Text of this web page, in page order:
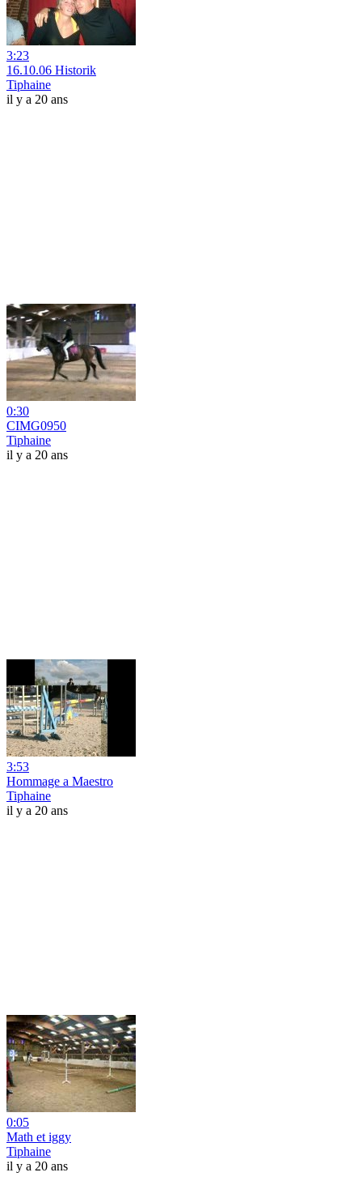
3:23
16.10.06 Historik
Tiphaine
il y a 20 ans
0:30
CIMG0950
Tiphaine
il y a 20 ans
3:53
Hommage a Maestro
Tiphaine
il y a 20 ans
0:05
Math et iggy
Tiphaine
il y a 20 ans